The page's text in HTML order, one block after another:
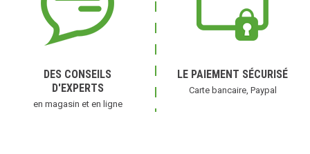
DES CONSEILS
D'EXPERTS
en magasin et en ligne
LE PAIEMENT SÉCURISÉ
Carte bancaire, Paypal